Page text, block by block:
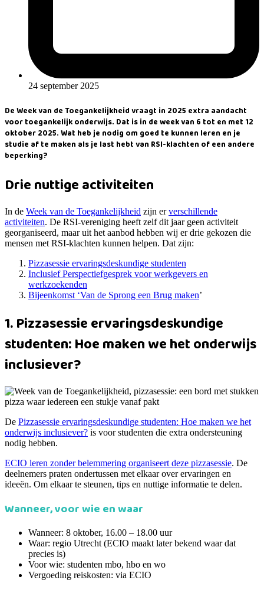
24 september 2025
De Week van de Toegankelijkheid vraagt in 2025 extra aandacht
voor toegankelijk onderwijs. Dat is in de week van 6 tot en met 12
oktober 2025. Wat heb je nodig om goed te kunnen leren en je
studie af te maken als je last hebt van RSI-klachten of een andere
beperking?
Drie nuttige activiteiten
In de Week van de Toegankelijkheid zijn erverschillende
activiteiten. De RSI-vereniging heeft zelf dit jaar geen activiteit
georganiseerd, maar uit het aanbod hebben wij er drie gekozen die
mensen met RSI-klachten kunnen helpen. Dat zijn:
Pizzasessie ervaringsdeskundige studenten
Inclusief Perspectiefgesprek voor werkgevers en
werkzoekenden
Bijeenkomst ‘Van de Sprong een Brug maken’
1. Pizzasessie ervaringsdeskundige
studenten: Hoe maken we het onderwijs
inclusiever?
De Pizzasessie ervaringsdeskundige studenten: Hoe maken we het
onderwijs inclusiever? is voor studenten die extra ondersteuning
nodig hebben.
ECIO leren zonder belemmering organiseert deze pizzasessie. De
deelnemers praten ondertussen met elkaar over ervaringen en
ideeën. Om elkaar te steunen, tips en nuttige informatie te delen.
Wanneer, voor wie en waar
Wanneer: 8 oktober, 16.00 – 18.00 uur
Waar: regio Utrecht (ECIO maakt later bekend waar dat
precies is)
Voor wie: studenten mbo, hbo en wo
Vergoeding reiskosten: via ECIO